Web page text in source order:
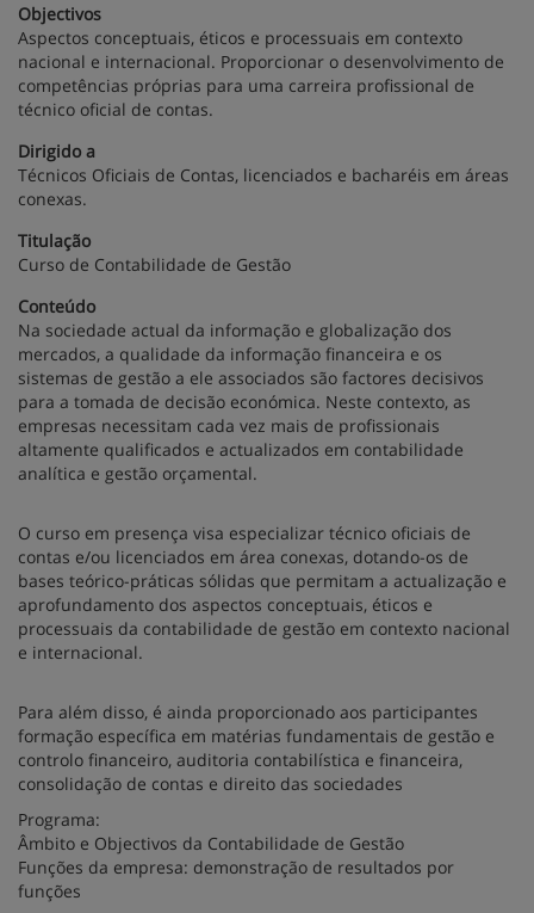
Objectivos
Aspectos conceptuais, éticos e processuais em contexto
nacional e internacional. Proporcionar o desenvolvimento de
competências próprias para uma carreira profissional de
técnico oficial de contas.
Dirigido a
Técnicos Oficiais de Contas, licenciados e bacharéis em áreas
conexas.
Titulação
Curso de Contabilidade de Gestão
Conteúdo
Na sociedade actual da informação e globalização dos
mercados, a qualidade da informação financeira e os
sistemas de gestão a ele associados são factores decisivos
para a tomada de decisão económica. Neste contexto, as
empresas necessitam cada vez mais de profissionais
altamente qualificados e actualizados em contabilidade
analítica e gestão orçamental.
O curso em presença visa especializar técnico oficiais de
contas e/ou licenciados em área conexas, dotando-os de
bases teórico-práticas sólidas que permitam a actualização e
aprofundamento dos aspectos conceptuais, éticos e
processuais da contabilidade de gestão em contexto nacional
e internacional.
Para além disso, é ainda proporcionado aos participantes
formação específica em matérias fundamentais de gestão e
controlo financeiro, auditoria contabilística e financeira,
consolidação de contas e direito das sociedades
Programa:
Âmbito e Objectivos da Contabilidade de Gestão
Funções da empresa: demonstração de resultados por
funções